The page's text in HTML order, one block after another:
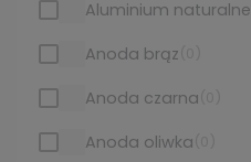
Aluminium naturalne
Anoda brąz
Anoda czarna
Anoda oliwka